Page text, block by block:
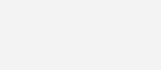
zur Verfügung. ■
NRW